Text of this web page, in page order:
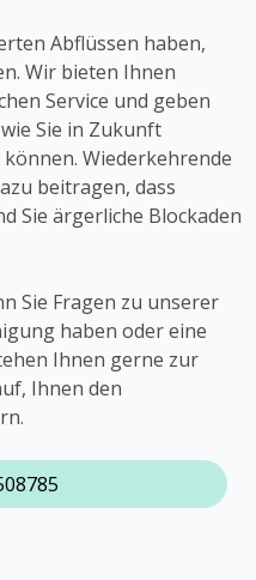
Abflüssen haben,
Wir bieten Ihnen
Service und geben
Sie in Zukunft
Wiederkehrende
beitragen, dass
Sie ärgerliche Blockaden
Sie Fragen zu unserer
haben oder eine
Ihnen gerne zur
Ihnen den